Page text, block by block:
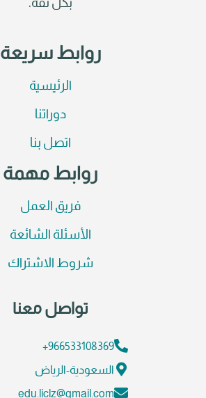
بكل ثقة.
روابط سريعة
الرئيسية
دوراتنا
اتصل بنا
روابط مهمة
فريق العمل
الأسئلة الشائعة
شروط الاشتراك
تواصل معنا
966533108369+
السعودية-الرياض
edu.liclz@gmail.com